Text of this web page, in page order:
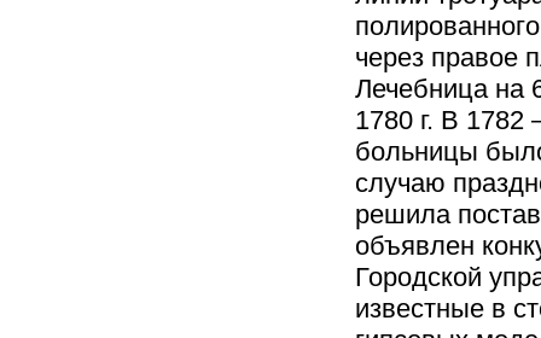
через правое
Лечебница на
1780 г. В 1782
больницы
случаю
решила
объявлен
Городской
известные в